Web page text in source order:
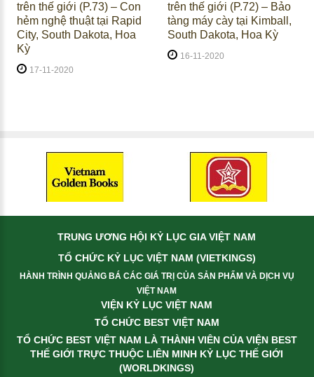
trên thế giới (P.73) – Con
hẻm nghệ thuật tại Rapid
City, South Dakota, Hoa
Kỳ
17-11-2020
trên thế giới (P.72) – Bảo
tàng máy cày tại Kimball,
South Dakota, Hoa Kỳ
16-11-2020
TRUNG ƯƠNG HỘI KỶ LỤC GIA VIỆT NAM
TỔ CHỨC KỶ LỤC VIỆT NAM (VIETKINGS)
HÀNH TRÌNH QUẢNG BÁ CÁC GIÁ TRỊ CỦA SẢN PHẨM VÀ DỊCH VỤ
VIỆT NAM
VIỆN KỶ LỤC VIỆT NAM
TỔ CHỨC BEST VIỆT NAM
TỔ CHỨC BEST VIỆT NAM LÀ THÀNH VIÊN CỦA VIỆN BEST
THẾ GIỚI TRỰC THUỘC LIÊN MINH KỶ LỤC THẾ GIỚI
(WORLDKINGS)